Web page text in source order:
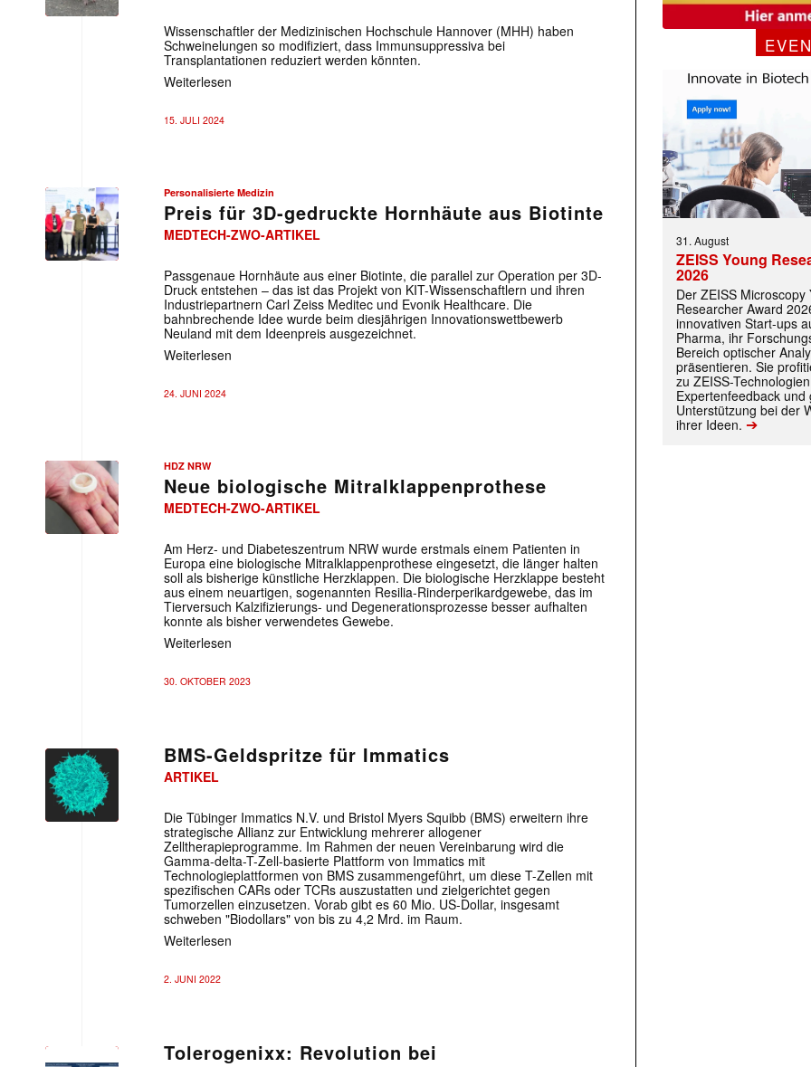
Mit dem |transkript-Newsletter jede Woche aktuell
E-
Mail
(erforderlich)
Wissenschaftler der Medizinischen Hochschule Hannover (MHH) haben
Schweinelungen so modifiziert, dass Immunsuppressiva bei
Transplantationen reduziert werden könnten.
Weiterlesen
15. JULI 2024
Personalisierte Medizin
Preis für 3D-gedruckte Hornhäute aus Biotinte
MEDTECH-ZWO-ARTIKEL
Passgenaue Hornhäute aus einer Biotinte, die parallel zur Operation per 3D-
Druck entstehen – das ist das Projekt von KIT-Wissenschaftlern und ihren
Industriepartnern Carl Zeiss Meditec und Evonik Healthcare. Die
bahnbrechende Idee wurde beim diesjährigen Innovationswettbewerb
Neuland mit dem Ideenpreis ausgezeichnet.
Weiterlesen
24. JUNI 2024
HDZ NRW
Neue biologische Mitralklappenprothese
MEDTECH-ZWO-ARTIKEL
Am Herz- und Diabeteszentrum NRW wurde erstmals einem Patienten in
Europa eine biologische Mitralklappenprothese eingesetzt, die länger halten
soll als bisherige künstliche Herzklappen. Die biologische Herzklappe besteht
aus einem neuartigen, sogenannten Resilia-Rinderperikardgewebe, das im
Tierversuch Kalzifizierungs- und Degenerationsprozesse besser aufhalten
konnte als bisher verwendetes Gewebe.
Weiterlesen
30. OKTOBER 2023
BMS-Geldspritze für Immatics
ARTIKEL
Die Tübinger Immatics N.V. und Bristol Myers Squibb (BMS) erweitern ihre
strategische Allianz zur Entwicklung mehrerer allogener
Zelltherapieprogramme. Im Rahmen der neuen Vereinbarung wird die
Gamma-delta-T-Zell-basierte Plattform von Immatics mit
Technologieplattformen von BMS zusammengeführt, um diese T-Zellen mit
spezifischen CARs oder TCRs auszustatten und zielgerichtet gegen
Tumorzellen einzusetzen. Vorab gibt es 60 Mio. US-Dollar, insgesamt
schweben "Biodollars" von bis zu 4,2 Mrd. im Raum.
Weiterlesen
2. JUNI 2022
Tolerogenixx: Revolution bei
31. August
ZEISS Young
2026
Der ZEISS Microscopy
Researcher Award
innovativen Start-ups
Pharma, ihr
Bereich optischer
präsentieren. Sie
zu ZEISS-
Expertenfeedback und
Unterstützung bei der
ihrer Ideen. ➔